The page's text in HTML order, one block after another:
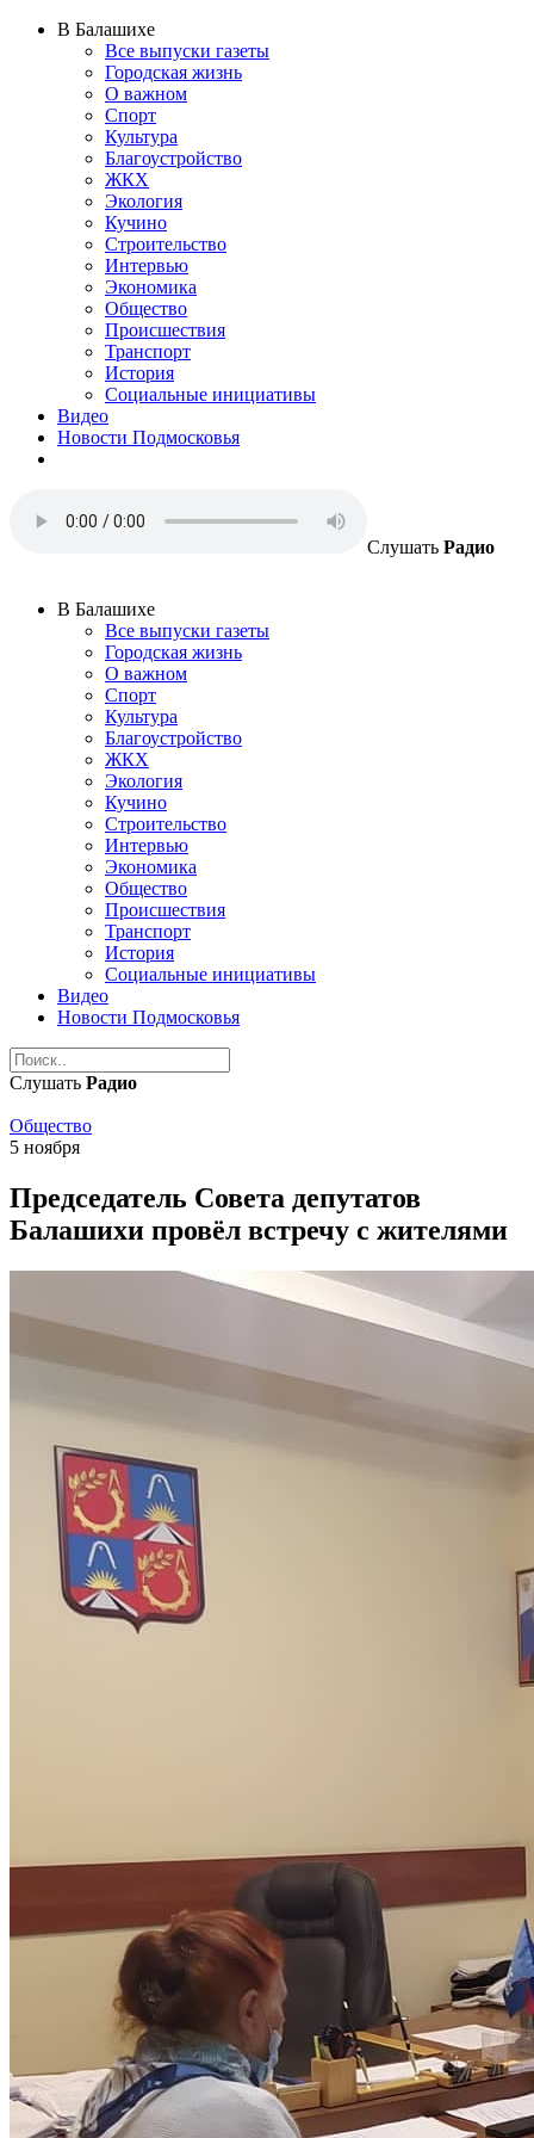
В Балашихе
Все выпуски газеты
Городская жизнь
О важном
Спорт
Культура
Благоустройство
ЖКХ
Экология
Кучино
Строительство
Интервью
Экономика
Общество
Происшествия
Транспорт
История
Социальные инициативы
Видео
Новости Подмосковья
Слушать Радио
В Балашихе
Все выпуски газеты
Городская жизнь
О важном
Спорт
Культура
Благоустройство
ЖКХ
Экология
Кучино
Строительство
Интервью
Экономика
Общество
Происшествия
Транспорт
История
Социальные инициативы
Видео
Новости Подмосковья
Слушать Радио
Общество
5 ноября
Председатель Совета депутатов
Балашихи провёл встречу с жителями